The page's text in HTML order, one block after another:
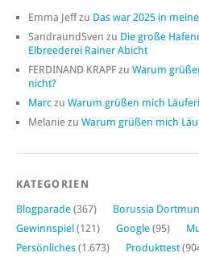
Emma Jeffzu Das war 2025 in
SandraundSven zu Die große
Elbreederei Rainer Abicht
FERDINAND KRAPF zu Warum
nicht?
Marc zu Warum grüßen mich
Melanie zu Warum grüßen mich
KATEGORIEN
Blogparade (367) Borussia
Gewinnspiel (121) Google (95)
Persönliches (1.673) Produkttest